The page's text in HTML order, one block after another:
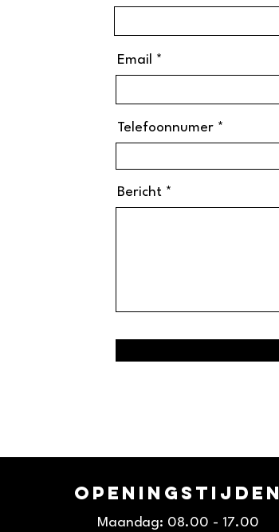
Email
Telefoonnumer
Bericht
openingstijden
Maandag: 08.00 - 17.00